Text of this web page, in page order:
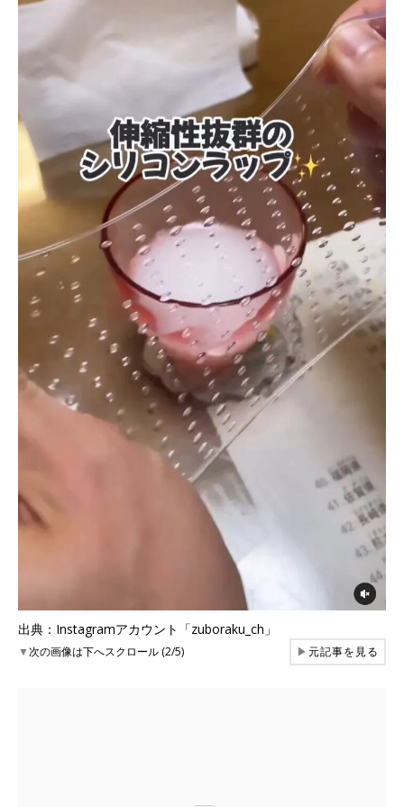
出典：Instagramアカウント「zuboraku_ch」
▼次の画像は下へスクロール (2/5) ▶元記事を見る